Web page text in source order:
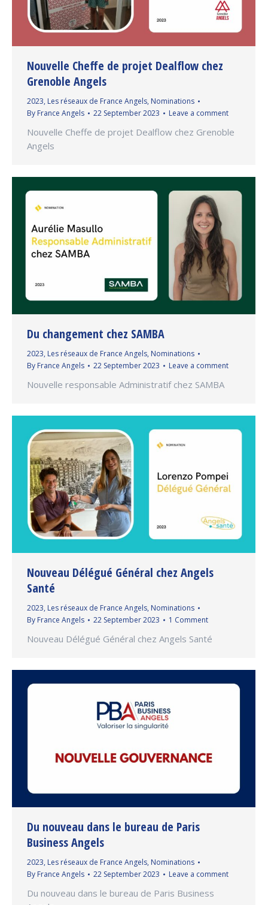
Nouvelle Cheffe de projet Dealflow chez
Grenoble Angels
2023, Les réseaux de France Angels, Nominations
By France Angels 22 September 2023 Leave a comment
Nouvelle Cheffe de projet Dealflow chez Grenoble
Angels
Du changement chez SAMBA
2023, Les réseaux de France Angels, Nominations
By France Angels 22 September 2023 Leave a comment
Nouvelle responsable Administratif chez SAMBA
Nouveau Délégué Général chez Angels
Santé
2023, Les réseaux de France Angels, Nominations
By France Angels 22 September 2023 1 Comment
Nouveau Délégué Général chez Angels Santé
Du nouveau dans le bureau de Paris
Business Angels
2023, Les réseaux de France Angels, Nominations
By France Angels 22 September 2023 Leave a comment
Du nouveau dans le bureau de Paris Business